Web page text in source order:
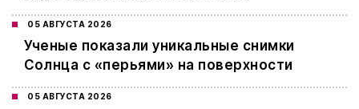
05 АВГУСТА 2026
Ученые показали уникальные снимки
Солнца с «перьями» на поверхности
05 АВГУСТА 2026